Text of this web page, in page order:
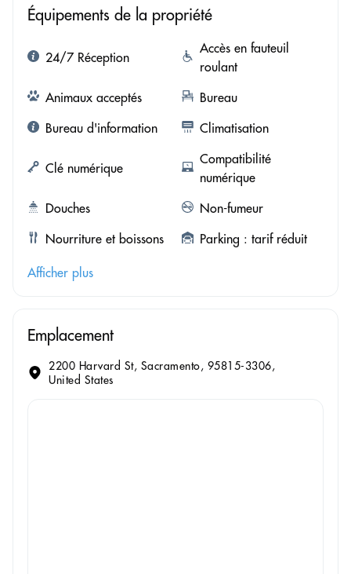
Équipements de la propriété
24/7 Réception
Accès en fauteuil
roulant
Animaux acceptés
Bureau
Bureau d'information
Climatisation
Clé numérique
Compatibilité
numérique
Douches
Non-fumeur
Nourriture et boissons
Parking : tarif réduit
Afficher plus
Emplacement
2200 Harvard St, Sacramento, 95815-3306,
United States